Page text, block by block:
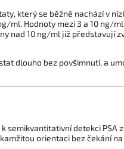
který se běžně nachází v
ml. Hodnoty mezi 3 a 10 ng/
nad 10 ng/ml již představují
dlouho bez povšimnutí, a
detekci PSA
orientaci bez čekání